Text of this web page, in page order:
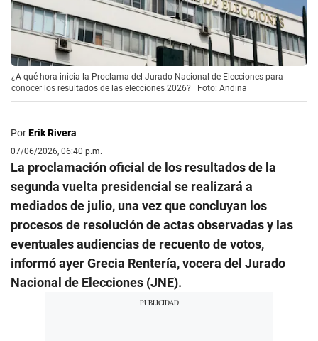
¿A qué hora inicia la Proclama del Jurado Nacional de Elecciones para
conocer los resultados de las elecciones 2026? | Foto: Andina
PorErik Rivera
07/06/2026, 06:40 p.m.
La proclamación oficial de los resultados de la
segunda vuelta presidencial se realizará a
mediados de julio, una vez que concluyan los
procesos de resolución de actas observadas y las
eventuales audiencias de recuento de votos,
informó ayer Grecia Rentería, vocera del Jurado
Nacional de Elecciones (JNE).